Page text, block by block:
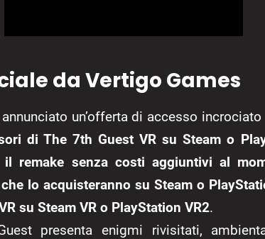
da Vertigo Games
un’offerta di accesso
di The 7th Guest VR su Steam o
il remake senza costi aggiuntivi al
lo acquisteranno su Steam o
su Steam VR o PlayStation VR2.
presenta enigmi rivisitati,